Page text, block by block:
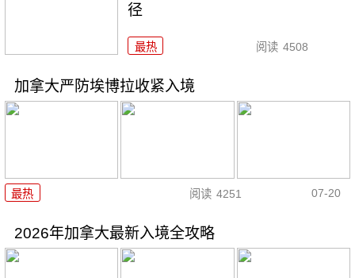
径
最热 阅读 4508
加拿大严防埃博拉收紧入境
最热 阅读 4251 07-20
2026年加拿大最新入境全攻略